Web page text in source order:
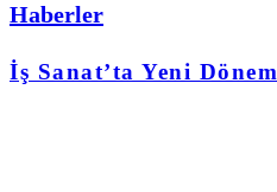
Haberler
İş Sanat’ta Yeni Dönem